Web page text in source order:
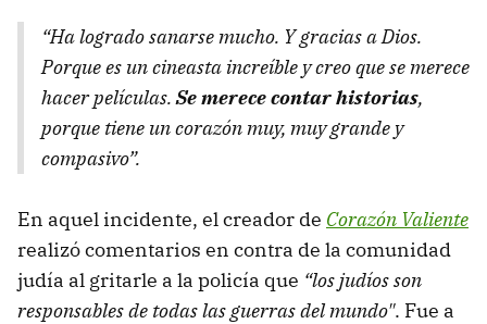
“Ha logrado sanarse mucho. Y gracias a Dios.
Porque es un cineasta increíble y creo que se merece
hacer películas.Se merece contar historias,
porque tiene un corazón muy, muy grande y
compasivo”.
En aquel incidente, el creador de Corazón Valiente
realizó comentarios en contra de la comunidad
judía al gritarle a la policía que “los judíos son
responsables de todas las guerras del mundo". Fue a